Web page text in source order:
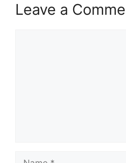
Leave a
Name